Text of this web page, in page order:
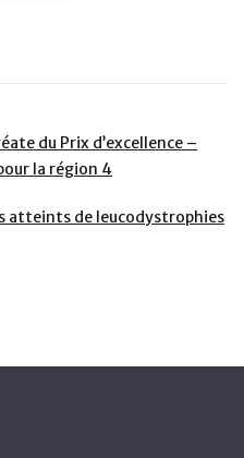
du Prix d’excellence –
la région 4
atteints de leucodystrophies